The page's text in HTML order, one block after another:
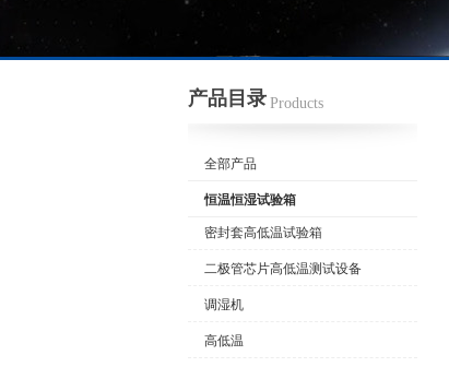
产品目录 Products
全部产品
恒温恒湿试验箱
密封套高低温试验箱
二极管芯片高低温测试设备
调湿机
高低温